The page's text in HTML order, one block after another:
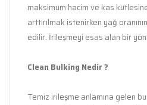
maksimum hacim ve kas
arttırılmak istenirken yağ
edilir. İrileşmeyi esas alan bir
Clean Bulking Nedir ?
Temiz irileşme anlamına gelen